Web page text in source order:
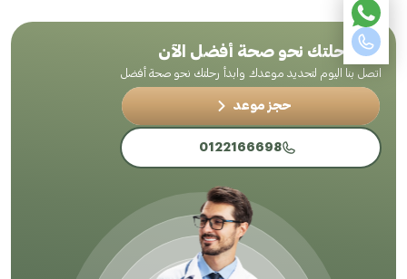
ابدأ رحلتك نحو صحة أفضل الآن
اتصل بنا اليوم لتحديد موعدك وابدأ رحلتك نحو صحة أفضل
حجز موعد
0122166698